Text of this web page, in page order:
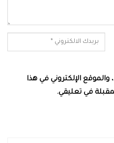
والموقع الإلكتروني في هذا
في تعليقي.